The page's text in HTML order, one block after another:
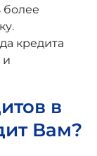
более
кредита
и
в
Вам?